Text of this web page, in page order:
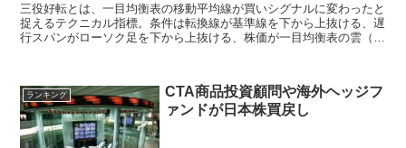
三役好転とは、一目均衡表の移動平均線が買いシグナルに変わったと
捉えるテクニカル指標。条件は転換線が基準線を下から上抜ける、遅
行スパンがローソク足を下から上抜ける、株価が一目均衡表の雲（先
ランキング
CTA商品投資顧問や海外ヘッジフ
ァンドが日本株買戻し